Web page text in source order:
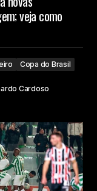
veja como
Copa do Brasil
Cardoso